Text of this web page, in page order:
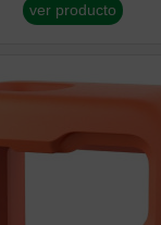
ver producto